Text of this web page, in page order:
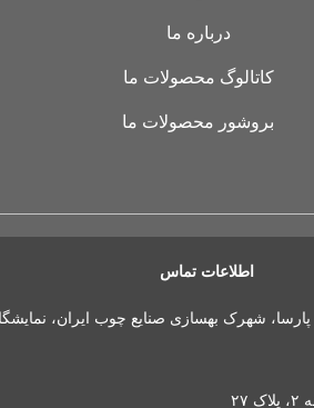
درباره ما
کاتالوگ محصولات ما
بروشور محصولات ما
اطلاعات تماس
شهرک بهسازی صنایع چوب ایران،